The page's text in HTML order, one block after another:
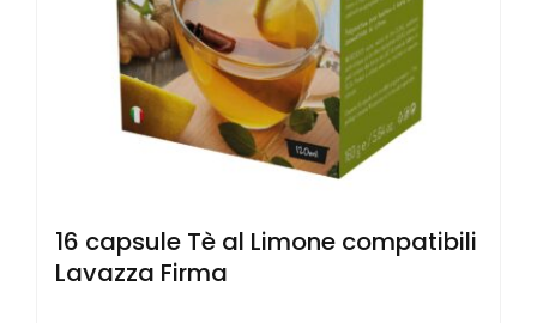
16 capsule Tè al Limone compatibili
Lavazza Firma